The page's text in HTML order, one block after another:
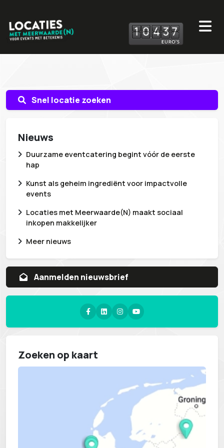
10 437
Snel locatie zoeken
Nieuws
Duurzame eventcatering begint vóór de eerste
hap
Kunst als geheim ingrediënt voor impactvolle
events
Locaties met Meerwaarde(N) maakt sociaal
inkopen makkelijker
Meer nieuws
Aanvragen whitepaper
Zoeken op kaart